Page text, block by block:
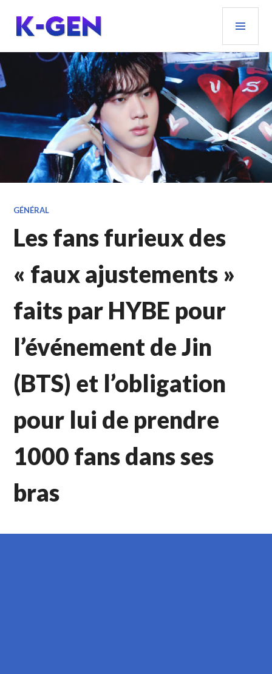
contenu
principal
K-GEN
GÉNÉRAL
Les fans furieux des
« faux ajustements »
faits par HYBE pour
l’événement de Jin
(BTS) et l’obligation
pour lui de prendre
1000 fans dans ses
bras